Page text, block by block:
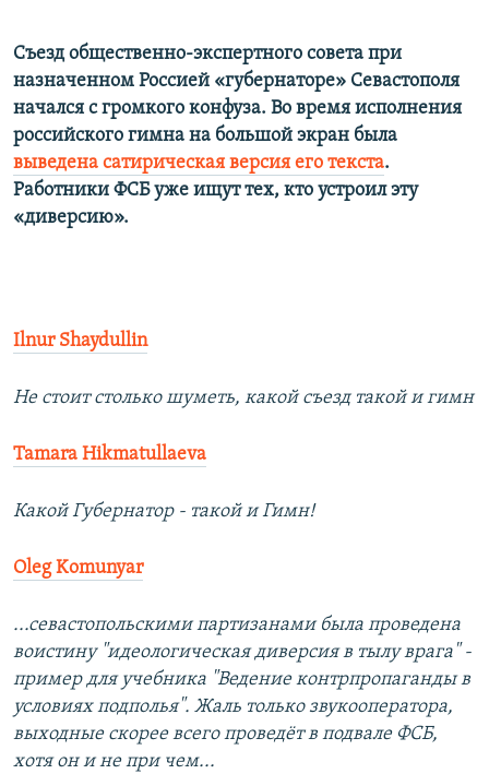
Съезд общественно-экспертного совета при
назначенном Россией «губернаторе» Севастополя
начался с громкого конфуза. Во время исполнения
российского гимна на большой экран была
выведена сатирическая версия его текста.
Работники ФСБ уже ищут тех, кто устроил эту
«диверсию».
Ilnur Shaydullin
Не стоит столько шуметь, какой съезд такой и гимн
Tamara Hikmatullaeva
Какой Губернатор - такой и Гимн!
Oleg Komunyar
...севастопольскими партизанами была проведена
воистину "идеологическая диверсия в тылу врага" -
пример для учебника "Ведение контрпропаганды в
условиях подполья". Жаль только звукооператора,
выходные скорее всего проведёт в подвале ФСБ,
хотя он и не при чем...